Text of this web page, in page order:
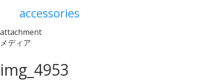
accessories
attachment
メディア
img_4953